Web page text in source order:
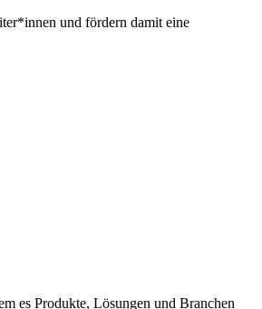
und fördern damit eine
es Produkte, Lösungen und Branchen